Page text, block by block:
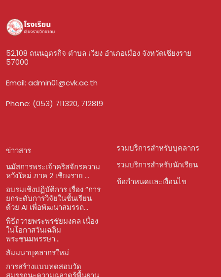
52,108 ถนนอุตรกิจ ตำบล เวียง อำเภอเมือง จังหวัดเชียงราย
57000
Email: admin01@cvk.ac.th
Phone: (053) 711320, 712819
ข่าวสาร
นมัสการพระเจ้าคริสจักรความ
หวังใหม่ ภาค 2 เชียงราย ...
อบรมเชิงปฏิบัติการ เรื่อง “การ
ยกระดับการวิจัยในชั้นเรียน
ด้วย AI เพื่อพัฒนาสมรรถ...
พิธีถวายพระพรชัยมงคล เนื่อง
ในโอกาสวันเฉลิม
พระชนมพรรษา...
สัมมนาบุคลากรใหม่
การสร้างแบบทดสอบวัด
รวมบริการสำหรับบุคลากร
รวมบริการสำหรับนักเรียน
ข้อกำหนดและเงื่อนไข